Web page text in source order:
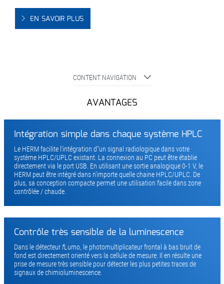
EN SAVOIR PLUS
CONTENT NAVIGATION
AVANTAGES
Intégration simple dans chaque système HPLC
Le HERM facilite l'intégration d"un signal radiologique dans votre
système HPLC/UPLC existant. La connexion au PC peut être établie
directement via le port USB. En utilisant une sortie analogique 0-1 V, le
HERM peut être intégré dans n'importe quelle chaine HPLC/UPLC. De
plus, sa conception compacte permet une utilisation facile dans zone
contrôlée / chaude.
Contrôle très sensible de la luminescence
Dans le détecteur fLumo, le photomultiplicateur frontal à bas bruit de
fond est directement orienté vers la cellule de mesure. Il en résulte une
prise de mesure très sensible pour détecter les plus petites traces de
signaux de chimioluminescence.